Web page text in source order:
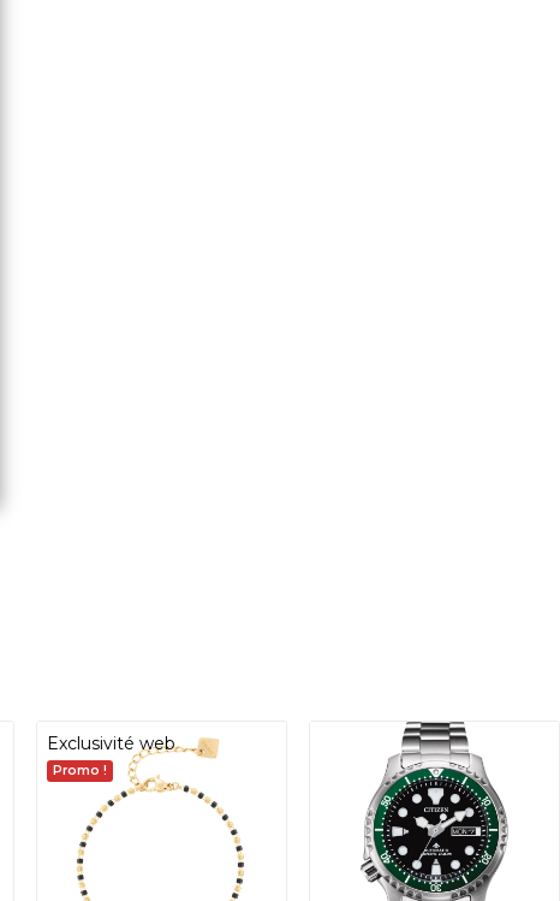
Exclusivité web
Promo !